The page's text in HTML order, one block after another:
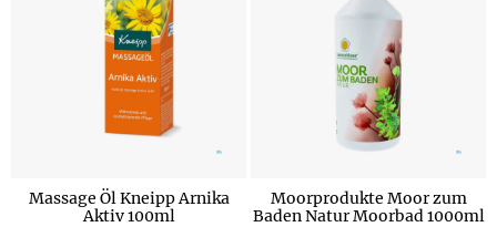
Massage Öl Kneipp Arnika
Aktiv 100ml
Moorprodukte Moor zum
Baden Natur Moorbad 1000ml